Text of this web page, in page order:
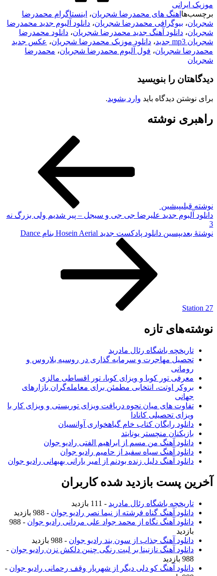
موزیک ایرانی
برچسب‌ها اهنگ های محمدرضا شجریان، اینستاگرام محمدرضا
شجریان، بیوگرافی محمدرضا شجریان، دانلود آلبوم جدید محمدرضا
شجریان، دانلود آهنگ جدید محمدرضا شجریان، دانلود محمدرضا
شجریان mp3 جدید
، دانلود موزیک محمدرضا شجریان، عکس جدید
محمدرضا شجریان، فول آلبوم محمدرضا شجریان، محمدرضا
شجریان
دیدگاهتان را بنویسید
برای نوشتن دیدگاه باید وارد بشوید.
راهبری نوشته
نوشته قبلیپیشین
دانلود آلبوم جدید علیرضا جی جی و سیجل – پیر شدیم ولی بزرگ نه
3
نوشته‌ٔ بعدیپسین دانلود پادکست جدید Hosein Aerial بنام Dance
Station 27
نوشته‌های تازه
تاریخچه باشگاه رئال مادرید
تحصیل مهاجرت و سرمایه گذاری در روسیه بلاروس و
رومانی
معرفی تور کوبا و ویزای کوبا، تور اقساطی مالزی
بروکر اوتت، انتخابی مطمئن برای معامله‌گران بازارهای
جهانی
تفاوت های میان نحوه دریافت ویزای توریستی و ویزای کار با
ویزای تحصیلی کانادا
دانلود رایگان کتاب خام گیاهخواری آوانسیان
بازیکنان منچستر یونایتد
دانلود آهنگ من مسم از ابراهیم الفتی رادیو جوان
دانلود آهنگ سیاه سفید از حامیم رادیو جوان
دانلود آهنگ دلیل زنده بودنم از امیر بارانی بهبهانی رادیو جوان
آخرین پست بازدید شده کاربران
تاریخچه باشگاه رئال مادرید - 111 بازدید
دانلود آهنگ گناه فرشته از نیما نصر رادیو جوان - 988 بازدید
دانلود آهنگ نگاه از محمد جواد علی مردانی رادیو جوان
- 988
بازدید
دانلود آهنگ جذاب از سون بند رادیو جوان - 988 بازدید
دانلود آهنگ نازنینا بر لبت رنگی چنین دلکش نزن رادیو جوان -
988 بازدید
دانلود آهنگ کو دلی دیگر از شهریار وقف رحمانی رادیو جوان -